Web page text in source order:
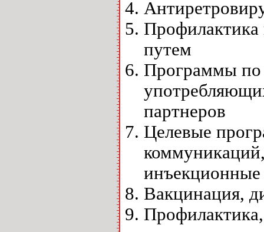
путем
Программы по
партнеров
Целевые
инъекционные
Вакцинация,